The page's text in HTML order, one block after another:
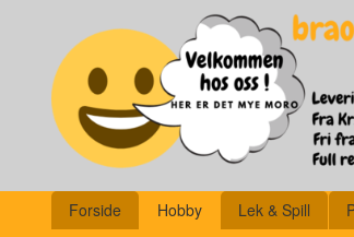
innholdet
Produkter
Forside Hobby Lek & Spill